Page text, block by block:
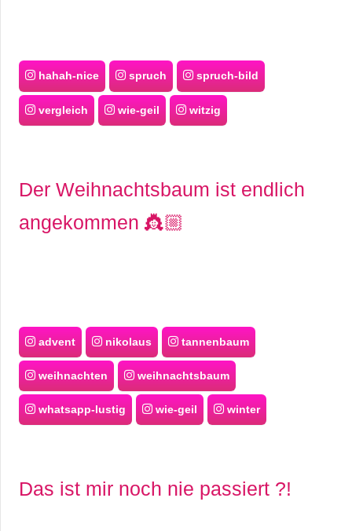
hahah-nice spruch spruch-bild
vergleich wie-geil witzig
Der Weihnachtsbaum ist endlich
angekommen 👸🏼
advent nikolaus tannenbaum
weihnachten weihnachtsbaum
whatsapp-lustig wie-geil winter
Das ist mir noch nie passiert ?!